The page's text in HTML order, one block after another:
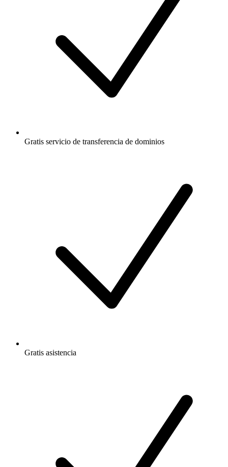
Gratis servicio de transferencia de dominios
Gratis asistencia